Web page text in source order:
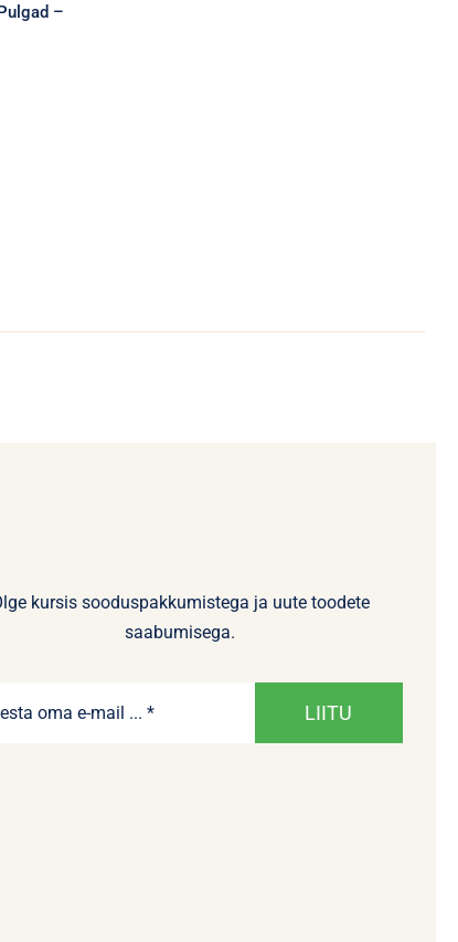
–
kursis sooduspakkumistega ja uute toodete
saabumisega.
LIITU